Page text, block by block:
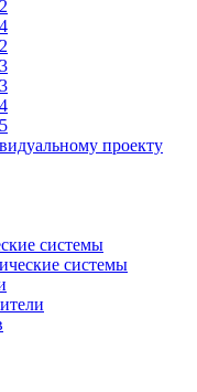
проекту
системы
системы